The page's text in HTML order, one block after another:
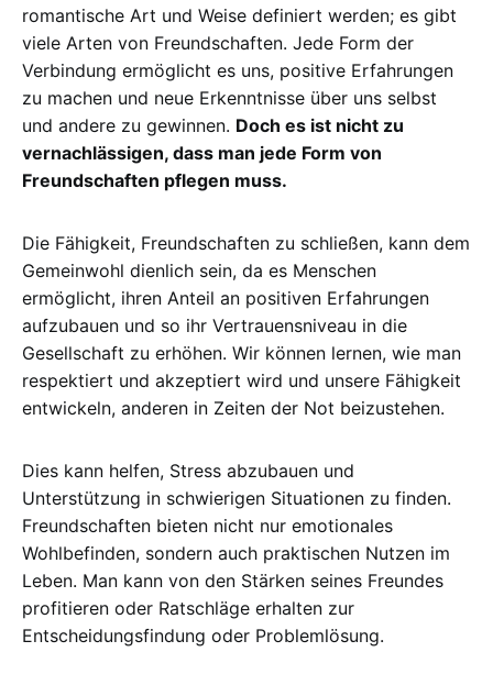
romantische Art und Weise definiert werden; es gibt
viele Arten von Freundschaften. Jede Form der
Verbindung ermöglicht es uns, positive Erfahrungen
zu machen und neue Erkenntnisse über uns selbst
und andere zu gewinnen. Doch es ist nicht zu
vernachlässigen, dass man jede Form von
Freundschaften pflegen muss.
Die Fähigkeit, Freundschaften zu schließen, kann dem
Gemeinwohl dienlich sein, da es Menschen
ermöglicht, ihren Anteil an positiven Erfahrungen
aufzubauen und so ihr Vertrauensniveau in die
Gesellschaft zu erhöhen. Wir können lernen, wie man
respektiert und akzeptiert wird und unsere Fähigkeit
entwickeln, anderen in Zeiten der Not beizustehen.
Dies kann helfen, Stress abzubauen und
Unterstützung in schwierigen Situationen zu finden.
Freundschaften bieten nicht nur emotionales
Wohlbefinden, sondern auch praktischen Nutzen im
Leben. Man kann von den Stärken seines Freundes
profitieren oder Ratschläge erhalten zur
Entscheidungsfindung oder Problemlösung.